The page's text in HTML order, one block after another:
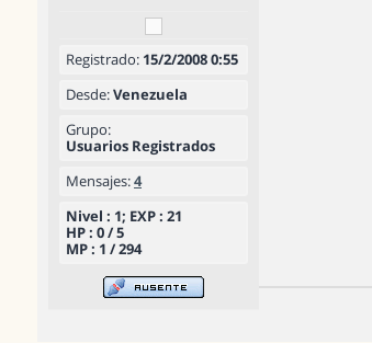
Registrado: 15/2/2008 0:55
Desde:Venezuela
Grupo:
Usuarios Registrados
Mensajes:4
Nivel : 1; EXP : 21
HP : 0 / 5
MP : 1 / 294